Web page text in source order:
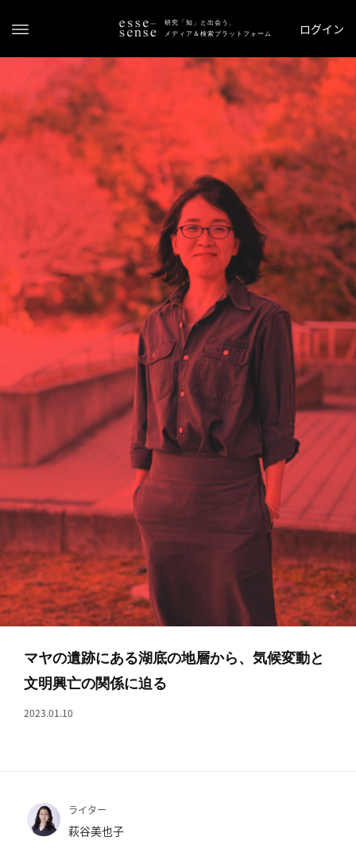
研究「知」と出会う、
メディア＆検索プラットフォーム
ログイン
プ
ス
テ
ー
ス
へ
記
事
一
寄
稿/
取
材
記
事
一
覧
ン
募
集
マヤの遺跡にある湖底の地層から、気候変動と
文明興亡の関係に迫る
2023.01.10
ライター
萩谷美也子